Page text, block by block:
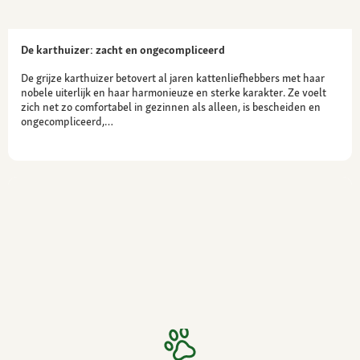
De karthuizer: zacht en ongecompliceerd
De grijze karthuizer betovert al jaren kattenliefhebbers met haar
nobele uiterlijk en haar harmonieuze en sterke karakter. Ze voelt
zich net zo comfortabel in gezinnen als alleen, is bescheiden en
ongecompliceerd,…